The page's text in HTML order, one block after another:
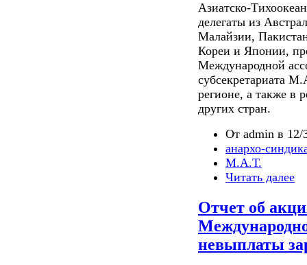
Азиатско-
делегаты из
Малайзии,
Кореи и Японии,
Международной
субсекретариата
регионе, а также в
других стран.
От admin в 12/
анархо-
М.А.Т.
Читать далее
Отчет об
невыплаты